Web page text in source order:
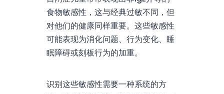
食物敏感性，这与经典过敏不同，但
对他们的健康同样重要。这些敏感性
可能表现为消化问题、行为变化、睡
眠障碍或刻板行为的加重。
识别这些敏感性需要一种系统的方